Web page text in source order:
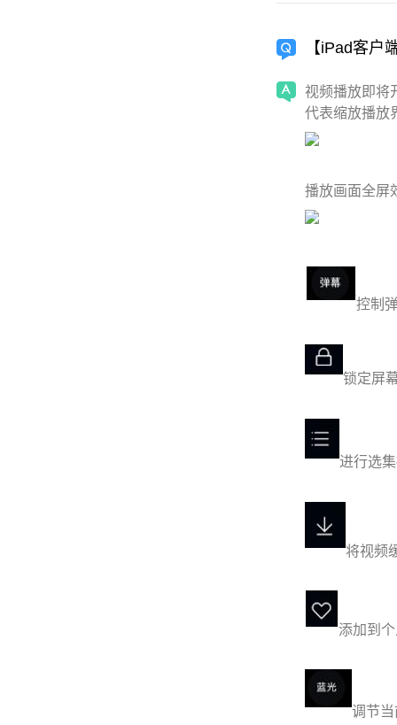
【iPad客户
视频播放即将
代表缩放播放
播放画面全屏
控制
锁定屏
进行选
将视频
添加到
调节